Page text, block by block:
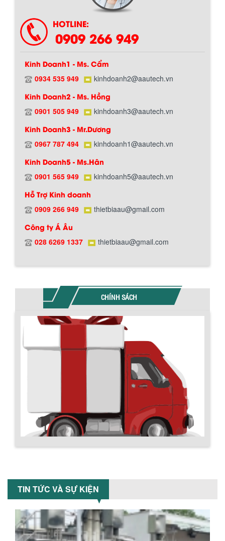
HOTLINE:
0909 266 949
Kinh Doanh1 - Ms. Cẩm
0934 535 949 kinhdoanh2@aautech.vn
Kinh Doanh2 - Ms. Hồng
0901 505 949 kinhdoanh3@aautech.vn
Kinh Doanh3 - Mr.Dương
0967 787 494 kinhdoanh1@aautech.vn
Kinh Doanh5 - Ms.Hân
0901 565 949 kinhdoanh5@aautech.vn
Hỗ Trợ Kinh doanh
0909 266 949 thietbiaau@gmail.com
Công ty Á Âu
028 6269 1337 thietbiaau@gmail.com
CHÍNH SÁCH
Hướng dẫn thanh toán mua hàng
Chính sách bảo hành
TIN TỨC VÀ SỰ KIỆN
BỒN CHỨA GIẢI NHIỆT SƠN, MỰC IN
Bồn chứa giải nhiệt sơn, mực in có cấu
tạo gồm 2 lớp inox và được dùng để
làm giảm nhiệt độ của nguyên...
MÁY TRỘN BỘT KHÔ 500KG
Máy trộn bột khô 500kg được thiết kế
thân bồn nằm ngang, với cánh trộn bột
xoay đảo thuận nghịch. Vật liệu...
trộn các loại bột khô trong các ngành...
VÌ SAO DOANH NGHIỆP NÊN CHỌN MÁY